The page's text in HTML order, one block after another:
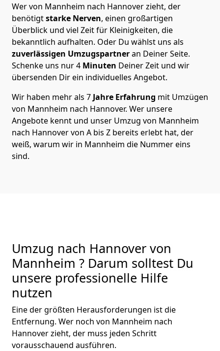
Wer von Mannheim nach Hannover zieht, der
benötigtstarke Nerven, einen großartigen
Überblick und viel Zeit für Kleinigkeiten, die
bekanntlich aufhalten. Oder Du wählst uns als
zuverlässigen Umzugspartneran Deiner Seite.
Schenke uns nur4 Minuten Deiner Zeit und wir
übersenden Dir ein individuelles Angebot.
Wir haben mehr als 7 Jahre Erfahrung mit Umzügen
von Mannheim nach Hannover. Wer unsere
Angebote kennt und unser Umzug von Mannheim
nach Hannover von A bis Z bereits erlebt hat, der
weiß, warum wir in Mannheim die Nummer eins
sind.
Umzug nach Hannover von
Mannheim ? Darum solltest Du
unsere professionelle Hilfe
nutzen
Eine der größten Herausforderungen ist die
Entfernung. Wer noch von Mannheim nach
Hannover zieht, der muss jeden Schritt
vorausschauend ausführen.